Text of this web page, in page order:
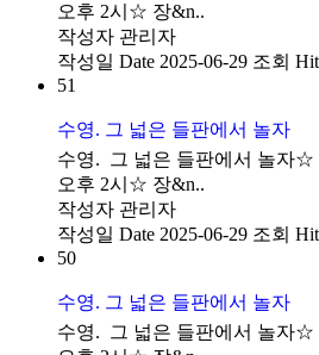
오후 2시☆ 장&n..
작성자 관리자
작성일 Date 2025-06-29 조회
51
수영. 그 넓은 들판에서 놀자
수영. 그 넓은 들판에서 놀자☆
오후 2시☆ 장&n..
작성자 관리자
작성일 Date 2025-06-29 조회
50
수영. 그 넓은 들판에서 놀자
수영. 그 넓은 들판에서 놀자☆